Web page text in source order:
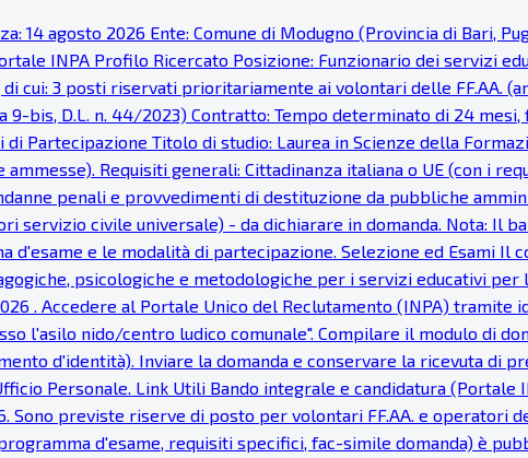
14 agosto 2026 Ente: Comune di Modugno (Provincia di Bari,
INPA Profilo Ricercato Posizione: Funzionario dei servizi
cui: 3 posti riservati prioritariamente ai volontari delle FF.AA.
bis, D.L. n. 44/2023) Contratto: Tempo determinato di 24
Partecipazione Titolo di studio: Laurea in Scienze della
Requisiti generali: Cittadinanza italiana o UE (con i
penali e provvedimenti di destituzione da pubbliche
servizio civile universale) - da dichiarare in domanda. Nota: Il
e le modalità di partecipazione. Selezione ed Esami Il
psicologiche e metodologiche per i servizi educativi per
. Accedere al Portale Unico del Reclutamento (INPA) tramite
l'asilo nido/centro ludico comunale". Compilare il modulo di
d'identità). Inviare la domanda e conservare la ricevuta di
Personale. Link Utili Bando integrale e candidatura (Portale
Sono previste riserve di posto per volontari FF.AA. e
d'esame, requisiti specifici, fac-simile domanda) è